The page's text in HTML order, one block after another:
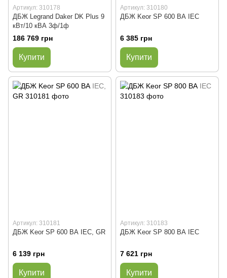
Артикул: 310178
ДБЖ Legrand Daker DK Plus 9
кВт/10 кВА 3ф/1ф
186 769 грн
Купити
Артикул: 310180
ДБЖ Keor SP 600 ВА IEC
6 385 грн
Купити
Артикул: 310181
ДБЖ Keor SP 600 ВА IEC, GR
6 139 грн
Купити
Артикул: 310183
ДБЖ Keor SP 800 ВА IEC
7 621 грн
Купити